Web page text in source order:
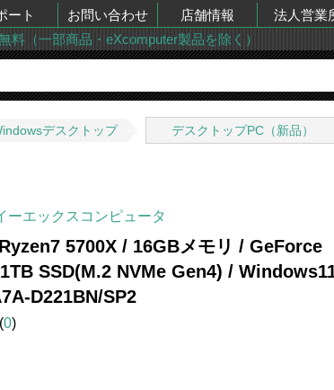
ート お問い合わせ 店舗情報 法人営業
料（一部商品・eXcomputer製品を除く）
デスクトップ デスクトップPC（新品）
ーエックスコンピュータ
5700X / 16GBメモリ / GeForce
SSD(M.2 NVMe Gen4) /
D221BN/SP2
(0)